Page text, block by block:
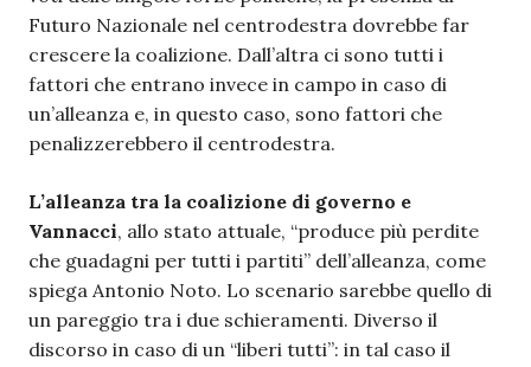
Futuro Nazionale nel centrodestra dovrebbe far
crescere la coalizione. Dall’altra ci sono tutti i
fattori che entrano invece in campo in caso di
un’alleanza e, in questo caso, sono fattori che
penalizzerebbero il centrodestra.
L’alleanza tra la coalizione di governo e
Vannacci, allo stato attuale, “produce più perdite
che guadagni per tutti i partiti” dell’alleanza, come
spiega Antonio Noto. Lo scenario sarebbe quello di
un pareggio tra i due schieramenti. Diverso il
discorso in caso di un “liberi tutti”: in tal caso il